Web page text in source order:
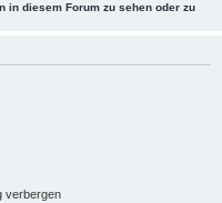
in diesem Forum zu sehen oder zu
verbergen